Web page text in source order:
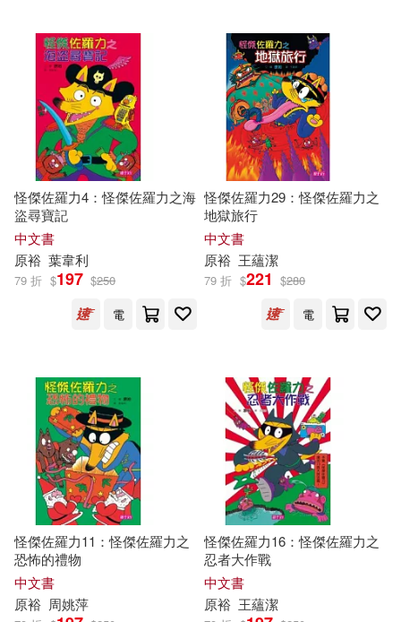
怪傑佐羅力4：怪傑佐羅力之海
盜尋寶記
中文書
原裕 葉韋利
79 折 $197 $250
電
怪傑佐羅力29：怪傑佐羅力之
地獄旅行
中文書
原裕 王蘊潔
79 折 $221 $280
電
怪傑佐羅力11：怪傑佐羅力之
恐怖的禮物
中文書
原裕 周姚萍
怪傑佐羅力16：怪傑佐羅力之
忍者大作戰
中文書
原裕 王蘊潔